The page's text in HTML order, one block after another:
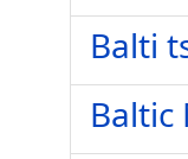
Balti
Baltic